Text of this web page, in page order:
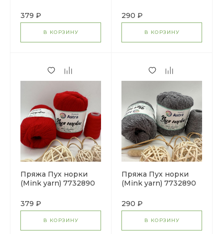
379 ₽
В КОРЗИНУ
290 ₽
В КОРЗИНУ
Пряжа Пух норки
(Mink yarn) 7732890
379 ₽
В КОРЗИНУ
Пряжа Пух норки
(Mink yarn) 7732890
290 ₽
В КОРЗИНУ